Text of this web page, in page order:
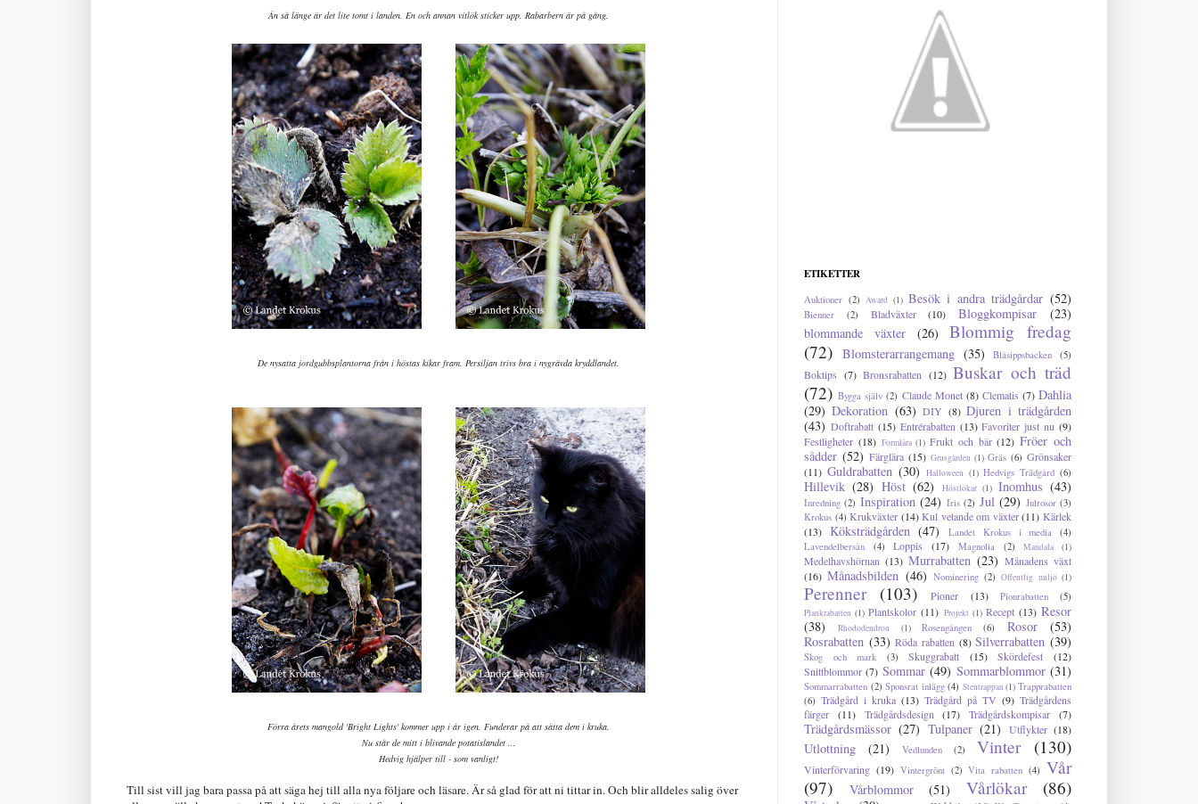
Än så länge är det lite tomt i landen. En och annan vitlök sticker upp. Rabarbern är på gång.
De nysatta jordgubbsplantorna från i höstas kikar fram. Persiljan trivs bra i nygrävda kryddlandet.
Förra årets mangold 'Bright Lights' kommer upp i år igen. Funderar på att sätta dem i kruka.
Nu står de mitt i blivande potatislandet ...
Hedvig hjälper till - som vanligt!
Till sist vill jag bara passa på att säga hej till alla nya följare och läsare. Är så glad för att ni tittar in. Och blir alldeles salig över
ETIKETTER
Auktioner (2) Award (1) Besök i andra trädgårdar (52)
Bienner (2) Bladväxter (10) Bloggkompisar
(23)
blommande växter
(26)
Blommig fredag
(72) Blomsterarrangemang (35) Blåsippsbacken (5)
Boktips (7) Bronsrabatten (12) Buskar och träd
(72) Bygga själv (2) Claude Monet (8) Clematis (7) Dahlia
(29) Dekoration (63) DIY (8) Djuren i trädgården
(43) Doftrabatt (15) Entrérabatten (13) Favoriter just nu (9)
Festligheter (18) Formlära (1) Frukt och bär (12) Fröer och
sådder (52) Färglära (15) Grusgården (1) Gräs (6) Grönsaker
(11) Guldrabatten (30) Halloween (1) Hedvigs Trädgård (6)
Hillevik (28) Höst (62) Höstlökar (1) Inomhus (43)
Inredning (2) Inspiration (24) Iris (2) Jul (29) Julrosor (3)
Krokus (4) Krukväxter (14) Kul vetande om växter (11) Kärlek
(13) Köksträdgården (47) Landet Krokus i media
(4)
Lavendelbersån
(4) Loppis (17) Magnolia (2) Mandala (1)
Medelhavshörnan (13) Murrabatten (23) Månadens växt
(16) Månadsbilden (46) Nominering (2) Offentlig miljö (1)
Perenner (103) Pioner (13) Pionrabatten (5)
Plankrabatten (1) Plantskolor (11) Projekt (1) Recept (13) Resor
(38)
Rhododendron (1) Rosengången (6) Rosor
(53)
Rosrabatten (33) Röda rabatten (8) Silverrabatten (39)
Skog och mark (3) Skuggrabatt (15) Skördefest
(12)
Snittblommor (7) Sommar (49) Sommarblommor (31)
Sommarrabatten (2) Sponsrat inlägg (4) Stentrappan(1) Trapprabatten
(6) Trädgård i kruka (13) Trädgård på TV (9) Trädgårdens
färger
(11) Trädgårdsdesign (17) Trädgårdskompisar (7)
Trädgårdsmässor (27) Tulpaner (21) Utflykter (18)
Utlottning (21) Vedlunden (2) Vinter (130)
Vinterförvaring (19) Vintergrönt (2) Vita rabatten (4) Vår
(97)
Vårblommor (51) Vårlökar (86)